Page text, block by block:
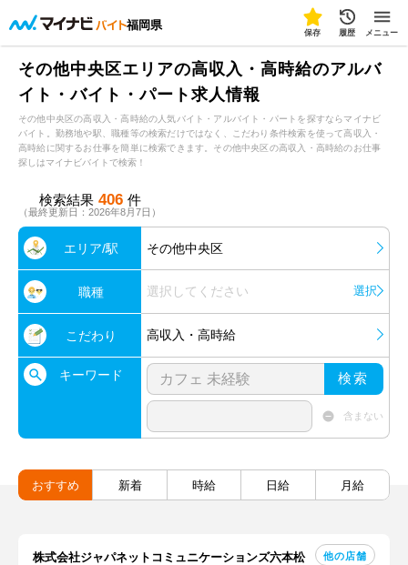
福岡県
保存 履歴 メニュー
その他中央区エリアの高収入・高時給のアルバ
イト・バイト・パート求人情報
その他中央区の高収入・高時給の人気バイト・アルバイト・パートを探すならマイナビ
バイト。勤務地や駅、職種等の検索だけではなく、こだわり条件検索を使って高収入・
高時給に関するお仕事を簡単に検索できます。その他中央区の高収入・高時給のお仕事
探しはマイナビバイトで検索！
検索結果 406 件
（最終更新日：2026年8月7日）
エリア/駅 その他中央区
職種 選択してください 選択
こだわり 高収入・高時給
キーワード 検索
含まない
おすすめ 新着 時給 日給 月給
株式会社ジャパネットコミュニケーションズ六本松
他の店舗